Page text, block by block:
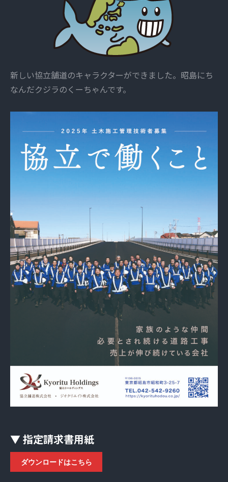
新しい協立舗道のキャラクターができました。昭島にち
なんだクジラのくーちゃんです。
▼ 指定請求書用紙
ダウンロードはこちら